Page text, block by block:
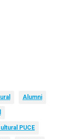
Alumni
PUCE